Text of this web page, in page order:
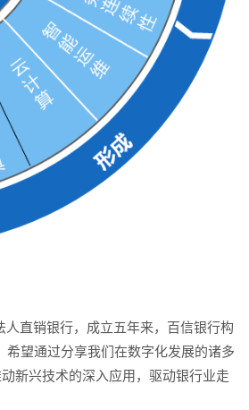
直销银行，成立五年来，百信银行构
希望通过分享我们在数字化发展的诸多
新兴技术的深入应用，驱动银行业走